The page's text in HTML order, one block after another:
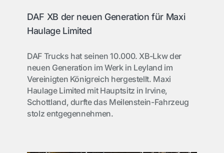
DAF XB der neuen Generation für Maxi
Haulage Limited
DAF Trucks hat seinen 10.000. XB-Lkw der
neuen Generation im Werk in Leyland im
Vereinigten Königreich hergestellt. Maxi
Haulage Limited mit Hauptsitz in Irvine,
Schottland, durfte das Meilenstein-Fahrzeug
stolz entgegennehmen.